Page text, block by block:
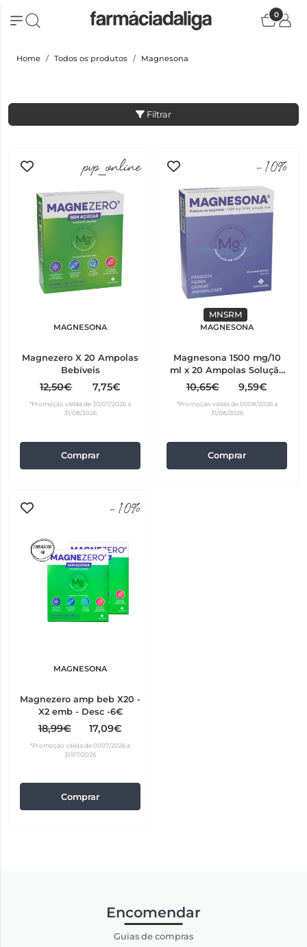
0
Home Todos os produtos Magnesona
Filtrar
pvp_online
MAGNESONA
Magnezero X 20 Ampolas
Bebíveis
12,50€ 7,75€
*Promoção válida de 30/07/2026 a
31/08/2026
Comprar
-10%
MNSRM
MAGNESONA
Magnesona 1500 mg/10
ml x 20 Ampolas Solução
Oral
10,65€ 9,59€
*Promoção válida de 01/08/2026 a
31/08/2026
Comprar
-10%
MAGNESONA
Magnezero amp beb X20 -
X2 emb - Desc -6€
18,99€ 17,09€
*Promoção válida de 01/07/2026 a
31/07/2026
Comprar
Encomendar
Guias de compras